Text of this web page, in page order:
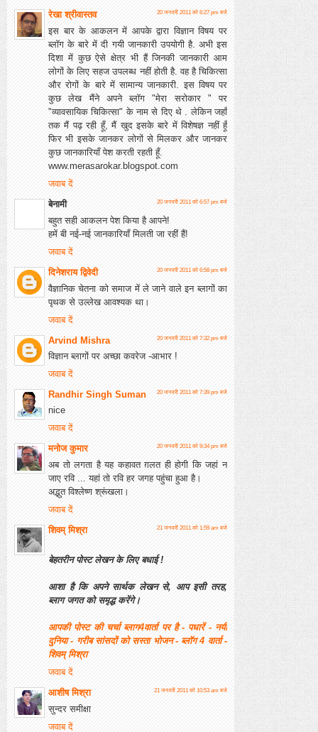
रेखा श्रीवास्तव
20 जनवरी 2011 को 6:27 pm बजे
इस बार के आकलन में आपके द्वारा विज्ञान विषय पर
ब्लॉग के बारे में दी गयी जानकारी उपयोगी है. अभी इस
दिशा में कुछ ऐसे क्षेत्र भी हैं जिनकी जानकारी आम
लोगों के लिए सहज उपलब्ध नहीं होती है. वह है चिकित्सा
और रोगों के बारे में सामान्य जानकारी. इस विषय पर
कुछ लेख मैंने अपने ब्लॉग "मेरा सरोकार " पर
"व्यावसायिक चिकित्सा" के नाम से दिए थे . लेकिन जहाँ
तक मैं पढ़ रही हूँ, मैं खुद इसके बारे में विशेषज्ञ नहीं हूँ
फिर भी इसके जानकर लोगों से मिलकर और जानकर
कुछ जानकारियाँ पेश करती रहती हूँ.
www.merasarokar.blogspot.com
जवाब दें
बेनामी
20 जनवरी 2011 को 6:57 pm बजे
बहुत सही आकलन पेश किया है आपने!
हमें बी नई-नई जानकारियाँ मिलती जा रहीं हैं!
जवाब दें
दिनेशराय द्विवेदी
20 जनवरी 2011 को 6:58 pm बजे
वैज्ञानिक चेतना को समाज में ले जाने वाले इन ब्लागों का
पृथक से उल्लेख आवश्यक था।
जवाब दें
Arvind Mishra
20 जनवरी 2011 को 7:32 pm बजे
विज्ञान ब्लागों पर अच्छा कवरेज -आभार !
जवाब दें
Randhir Singh Suman
20 जनवरी 2011 को 7:39 pm बजे
nice
जवाब दें
मनोज कुमार
20 जनवरी 2011 को 9:34 pm बजे
अब तो लगता है यह कहावत ग़लत ही होगी कि जहां न
जाए रवि ... यहां तो रवि हर जगह पहुंचा हुआ है।
अद्भुत विश्लेष्ण श्रूंखला।
जवाब दें
शिवम् मिश्रा
21 जनवरी 2011 को 1:59 am बजे
बेहतरीन पोस्ट लेखन के लिए बधाई !
आशा है कि अपने सार्थक लेखन से, आप इसी तरह,
ब्लाग जगत को समृद्ध करेंगे।
आपकी पोस्ट की चर्चा ब्लाग4वार्ता पर है - पधारें - नयी
दुनिया - गरीब सांसदों को सस्ता भोजन - ब्लॉग 4 वार्ता -
शिवम् मिश्रा
जवाब दें
आशीष मिश्रा
21 जनवरी 2011 को 10:53 am बजे
सुन्दर समीक्षा
जवाब दें